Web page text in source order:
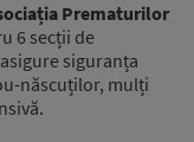
Prematurilor
6 secții de
siguranța
născuților, mulți